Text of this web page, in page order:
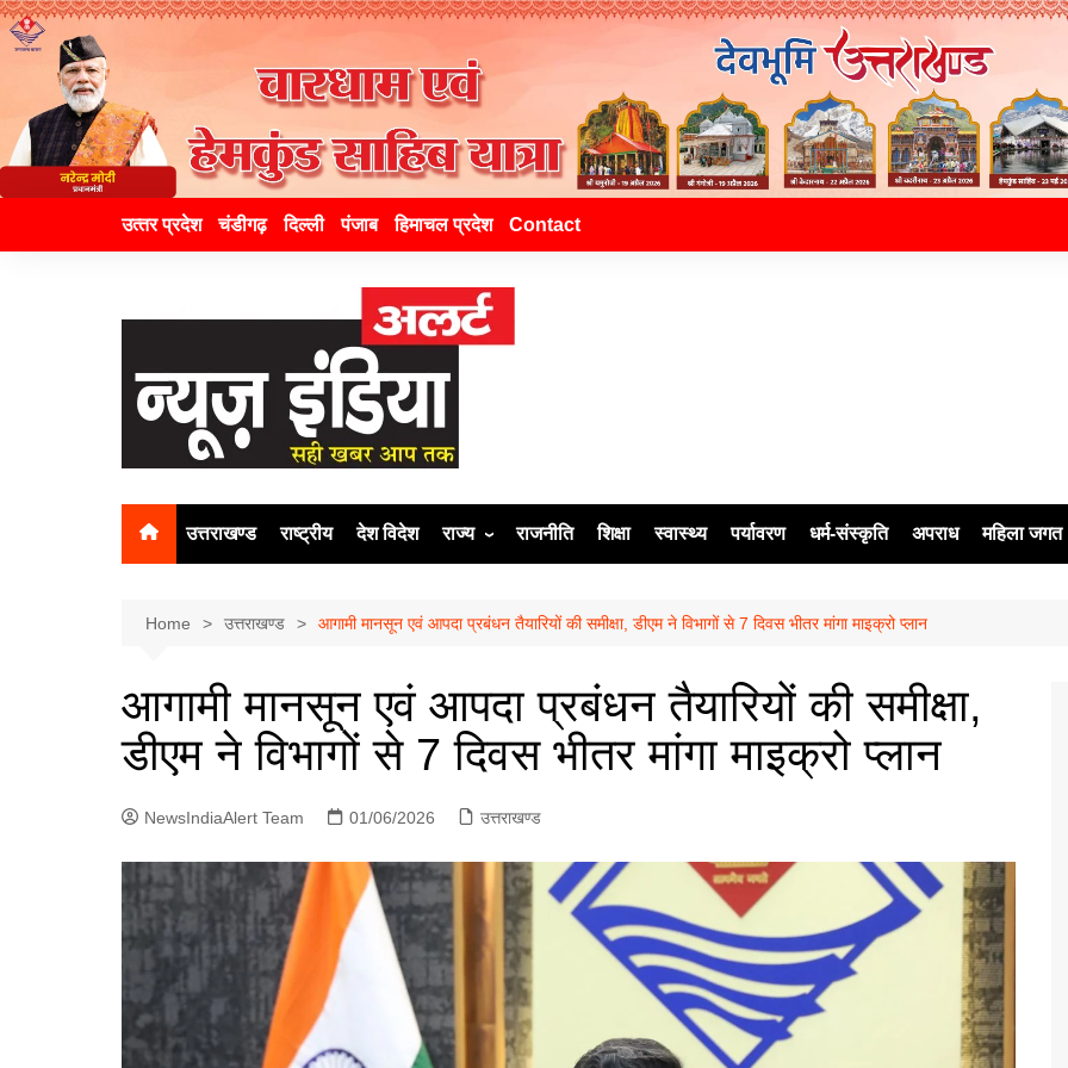
उत्‍तर प्रदेश चंडीगढ़ दिल्ली पंजाब हिमाचल प्रदेश Contact
उत्तराखण्ड राष्ट्रीय देश विदेश राज्य
दिल्ली
पंजाब
चंडीगढ़
राजनीति शिक्षा स्वास्थ्य पर्यावरण धर्म-संस्कृति अपराध महिला जगत
Home उत्तराखण्ड आगामी मानसून एवं आपदा प्रबंधन तैयारियों की समीक्षा, डीएम ने विभागों से 7 दिवस भीतर मांगा माइक्रो प्लान
आगामी मानसून एवं आपदा प्रबंधन तैयारियों की समीक्षा,
डीएम ने विभागों से 7 दिवस भीतर मांगा माइक्रो प्लान
NewsIndiaAlert Team 01/06/2026 उत्तराखण्ड